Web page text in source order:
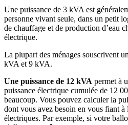
Une puissance de 3 kVA est
personne vivant seule, dans un petit
de chauffage et de production d’eau
électrique.
La plupart des ménages souscrivent
kVA et 9 kVA.
Une puissance de 12 kVA permet à
puissance électrique cumulée de 12
beaucoup. Vous pouvez calculer la
dont vous avez besoin en vous fiant à
électriques. Par exemple, si votre